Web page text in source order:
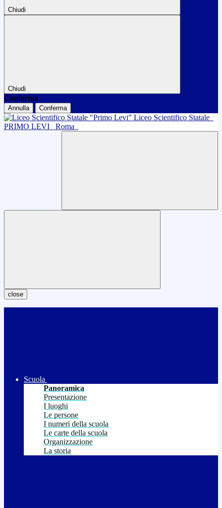
Chiudi
Chiudi
Conferma
Annulla Conferma
Liceo Scientifico Statale
PRIMO LEVI
Roma
close
Scuola
Panoramica
Presentazione
I luoghi
Le persone
I numeri della scuola
Le carte della scuola
Organizzazione
La storia